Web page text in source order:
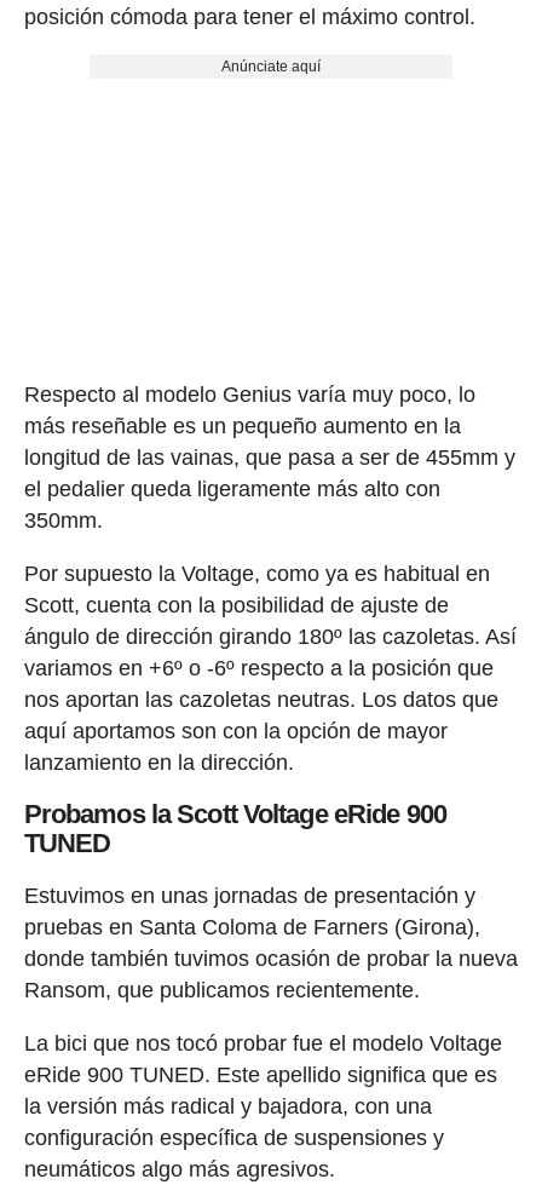
posición cómoda para tener el máximo control.
Anúnciate aquí
Respecto al modelo Genius varía muy poco, lo
más reseñable es un pequeño aumento en la
longitud de las vainas, que pasa a ser de 455mm y
el pedalier queda ligeramente más alto con
350mm.
Por supuesto la Voltage, como ya es habitual en
Scott, cuenta con la posibilidad de ajuste de
ángulo de dirección girando 180º las cazoletas. Así
variamos en +6º o -6º respecto a la posición que
nos aportan las cazoletas neutras. Los datos que
aquí aportamos son con la opción de mayor
lanzamiento en la dirección.
Probamos la Scott Voltage eRide 900
TUNED
Estuvimos en unas jornadas de presentación y
pruebas en Santa Coloma de Farners (Girona),
donde también tuvimos ocasión de probar la nueva
Ransom, que publicamos recientemente.
La bici que nos tocó probar fue el modelo Voltage
eRide 900 TUNED. Este apellido significa que es
la versión más radical y bajadora, con una
configuración específica de suspensiones y
neumáticos algo más agresivos.